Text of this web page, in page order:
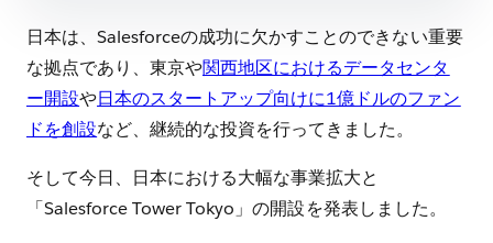
日本は、Salesforceの成功に欠かすことのできない重要
な拠点であり、東京や関西地区におけるデータセンタ
ー開設や日本のスタートアップ向けに1億ドルのファン
ドを創設など、継続的な投資を行ってきました。
そして今日、日本における大幅な事業拡大と
「Salesforce Tower Tokyo」の開設を発表しました。